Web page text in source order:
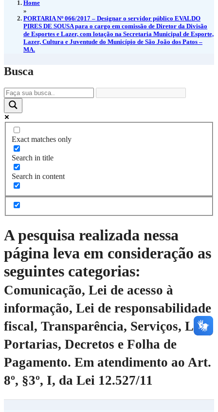
Home
»
PORTARIA Nº 066/2017 – Designar o servidor público EVALDO
PIRES DE SOUSA para o cargo em comissão de Diretor da Divisão
de Esportes e Lazer, com lotação na Secretaria Municipal de Esporte,
Lazer, Cultura e Juventude do Município de São João dos Patos –
MA.
Busca
Exact matches only
Search in title
Search in content
A pesquisa realizada nessa
página leva em consideração as
seguintes categorias:
Comunicação, Lei de acesso à
informação, Lei de responsabilidade
fiscal, Transparência, Serviços, Leis,
Portarias, Decretos e Folha de
Pagamento. Em atendimento ao Art.
8º, §3º, I, da Lei 12.527/11